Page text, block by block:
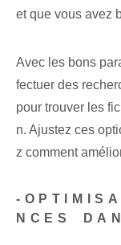
et que vous avez
Avec les bons
fectuer des
pour trouver les
n. Ajustez ces
z comment
-‌
NCES⁣